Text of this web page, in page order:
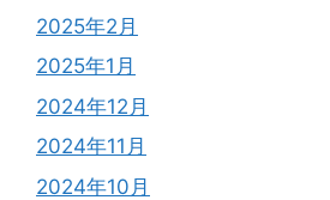
2025年2月
2025年1月
2024年12月
2024年11月
2024年10月